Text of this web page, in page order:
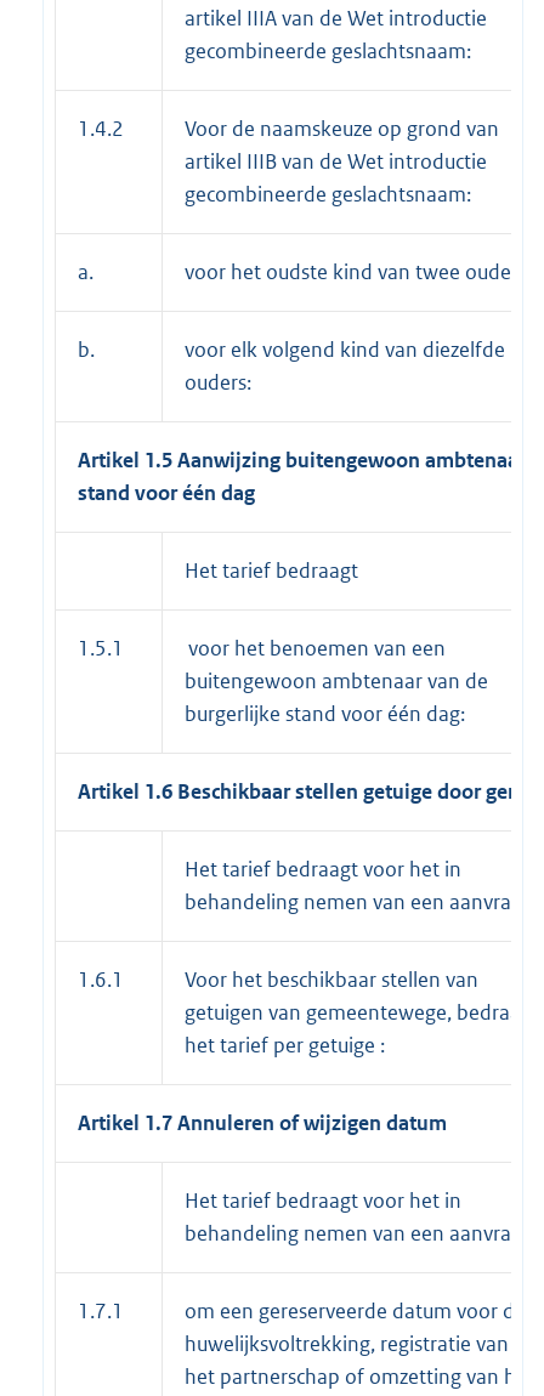
artikel IIIA van de Wet introductie
gecombineerde geslachtsnaam:
1.4.2
Voor de naamskeuze op grond van
artikel IIIB van de Wet introductie
gecombineerde geslachtsnaam:
a. voor het oudste kind van twee ouders:
b.
voor elk volgend kind van diezelfde
ouders:
Artikel 1.5 Aanwijzing buitengewoon ambtenaar
stand voor één dag
Het tarief bedraagt
1.5.1
voor het benoemen van een
buitengewoon ambtenaar van de
burgerlijke stand voor één dag:
Artikel 1.6 Beschikbaar stellen getuige door
Het tarief bedraagt voor het in
behandeling nemen van een aanvraag
1.6.1
Voor het beschikbaar stellen van
getuigen van gemeentewege, bedraagt
het tarief per getuige :
Artikel 1.7 Annuleren of wijzigen datum
Het tarief bedraagt voor het in
behandeling nemen van een aanvraag
1.7.1
om een gereserveerde datum voor de
huwelijksvoltrekking, registratie van
het partnerschap of omzetting van het